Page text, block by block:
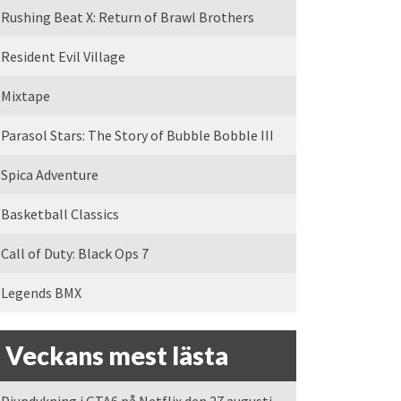
Rushing Beat X: Return of Brawl Brothers
Resident Evil Village
Mixtape
Parasol Stars: The Story of Bubble Bobble III
Spica Adventure
Basketball Classics
Call of Duty: Black Ops 7
Legends BMX
Veckans mest lästa